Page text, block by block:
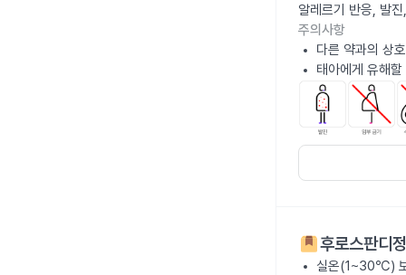
알레르기 반응, 발
주의사항
다른 약과의 상
태아에게 유해
후로스판디정
실온(1~30℃)